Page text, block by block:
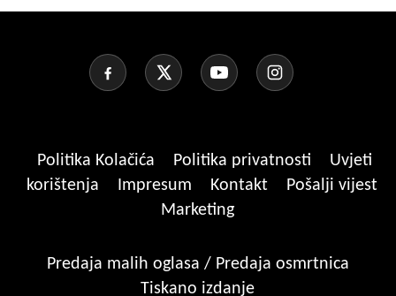
Politika Kolačića Politika privatnosti
Uvjeti
korištenja
Impresum Kontakt
Pošalji vijest
Marketing
Predaja malih oglasa / Predaja osmrtnica
Tiskano izdanje